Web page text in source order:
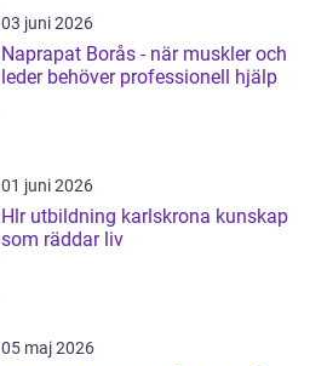
03 juni 2026
Naprapat Borås - när muskler och
leder behöver professionell hjälp
01 juni 2026
Hlr utbildning karlskrona kunskap
som räddar liv
05 maj 2026